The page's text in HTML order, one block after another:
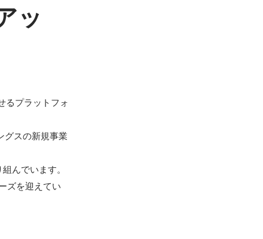
ッ
るプラットフォ
グスの新規事業
んでいます。
ズを迎えてい